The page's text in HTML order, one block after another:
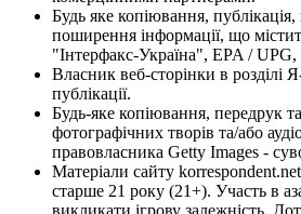
Будь яке копіювання,
поширення інформації, що
"Інтерфакс-Україна", EPA / UPG,
Власник веб-сторінки в розділі
публікації.
Будь-яке копіювання, передрук
фотографічних творів та/або
правовласника Getty Images -
Матеріали сайту
старше 21 року (21+). Участь в